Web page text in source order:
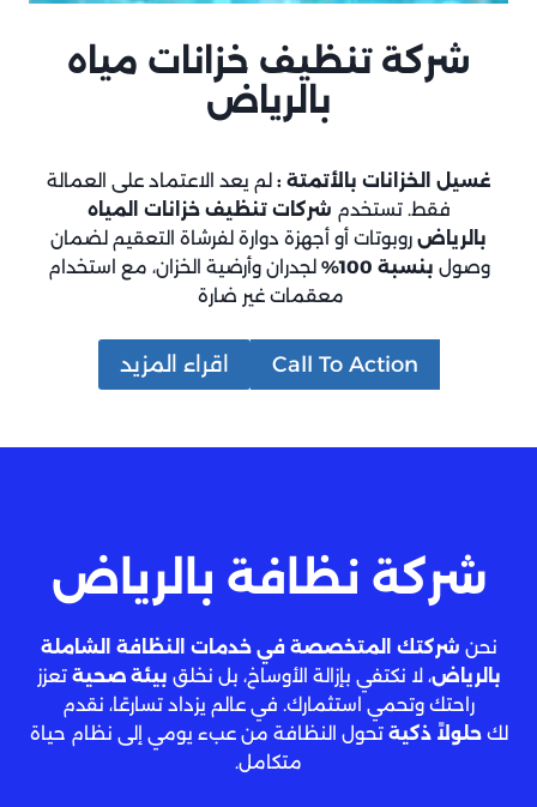
شركة تنظيف خزانات مياه
بالرياض
غسيل الخزانات بالأتمتة : لم يعد الاعتماد على العمالة
فقط. تستخدم شركات تنظيف خزانات المياه
بالرياض روبوتات أو أجهزة دوارة لفرشاة التعقيم لضمان
وصول بنسبة 100%
لجدران وأرضية الخزان، مع استخدام
معقمات غير ضارة
Call To Action اقراء المزيد
شركة نظافة بالرياض
نحن شركتك المتخصصة في خدمات النظافة الشاملة
بالرياض، لا نكتفي بإزالة الأوساخ، بل نخلق بيئة صحية تعزز
راحتك وتحمي استثمارك. في عالم يزداد تسارعًا، نقدم
لكحلولاً ذكية تحول النظافة من عبء يومي إلى نظام حياة
متكامل.